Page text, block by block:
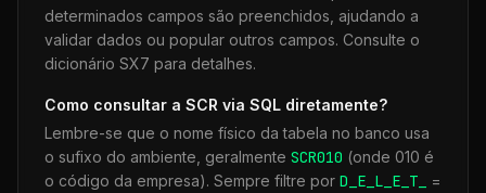
determinados campos são preenchidos, ajudando a
validar dados ou popular outros campos. Consulte o
dicionário SX7 para detalhes.
Como consultar a SCR via SQL diretamente?
Lembre-se que o nome físico da tabela no banco usa
o sufixo do ambiente, geralmente SCR010 (onde 010 é
o código da empresa). Sempre filtre por D_E_L_E_T_
=